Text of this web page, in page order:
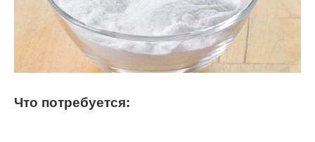
Что потребуется: